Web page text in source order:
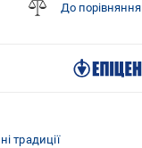
До порівняння
традиції